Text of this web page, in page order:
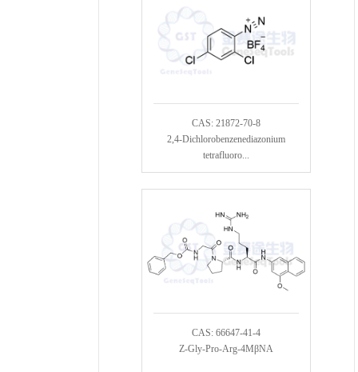
CAS: 21872-70-8
2,4-Dichlorobenzenediazonium
tetrafluoro...
CAS: 66647-41-4
Z-Gly-Pro-Arg-4MβNA